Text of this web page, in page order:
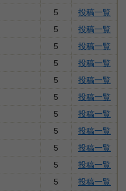
5
投稿一覧
5
投稿一覧
5
投稿一覧
5
投稿一覧
5
投稿一覧
5
投稿一覧
5
投稿一覧
5
投稿一覧
5
投稿一覧
5
投稿一覧
5
投稿一覧